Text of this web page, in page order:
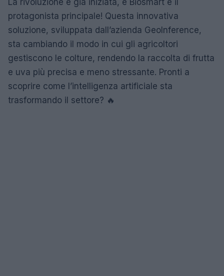
protagonista principale! Questa innovativa
soluzione, sviluppata dall’azienda GeoInference,
sta cambiando il modo in cui gli agricoltori
gestiscono le colture, rendendo la raccolta di frutta
e uva più precisa e meno stressante. Pronti a
scoprire come l’intelligenza artificiale sta
trasformando il settore? 🔥